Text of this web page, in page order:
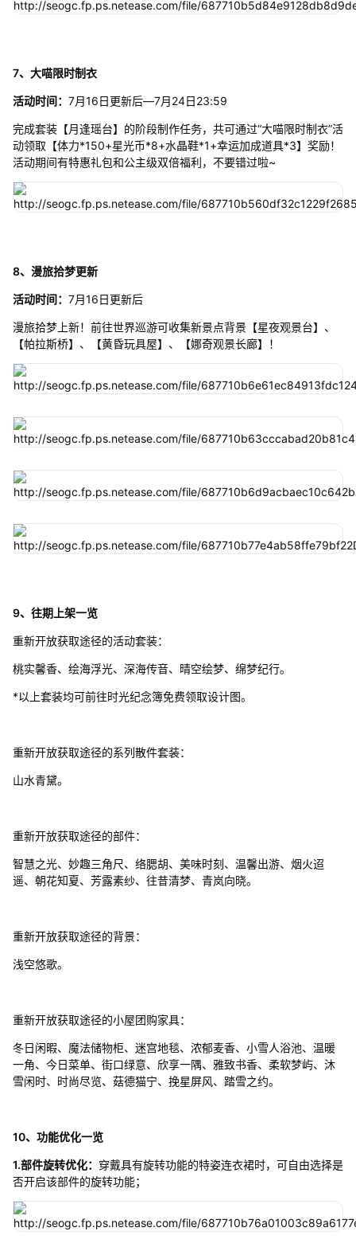
7、大喵限时制衣
活动时间： 7月16日更新后—7月24日23:59
完成套装【月逢瑶台】的阶段制作任务，共可通过“大喵限时制衣”活
动领取【体力*150+星光币*8+水晶鞋*1+幸运加成道具*3】奖励！
活动期间有特惠礼包和公主级双倍福利，不要错过啦~
8、漫旅拾梦更新
活动时间： 7月16日更新后
漫旅拾梦上新！前往世界巡游可收集新景点背景【星夜观景台】、
【帕拉斯桥】、【黄昏玩具屋】、【娜奇观景长廊】！
9、往期上架一览
重新开放获取途径的活动套装：
桃实馨香、绘海浮光、深海传音、晴空绘梦、绵梦纪行。
*以上套装均可前往时光纪念簿免费领取设计图。
重新开放获取途径的系列散件套装：
山水青黛。
重新开放获取途径的部件：
智慧之光、妙趣三角尺、络腮胡、美味时刻、温馨出游、烟火迢
遥、朝花知夏、芳露素纱、往昔清梦、青岚向晓。
重新开放获取途径的背景：
浅空悠歌。
重新开放获取途径的小屋团购家具：
冬日闲暇、魔法储物柜、迷宫地毯、浓郁麦香、小雪人浴池、温暖
一角、今日菜单、街口绿意、欣享一隅、雅致书香、柔软梦屿、沐
雪闲时、时尚尽览、菇德猫宁、挽星屏风、踏雪之约。
10、功能优化一览
1.部件旋转优化： 穿戴具有旋转功能的特姿连衣裙时，可自由选择是
否开启该部件的旋转功能；